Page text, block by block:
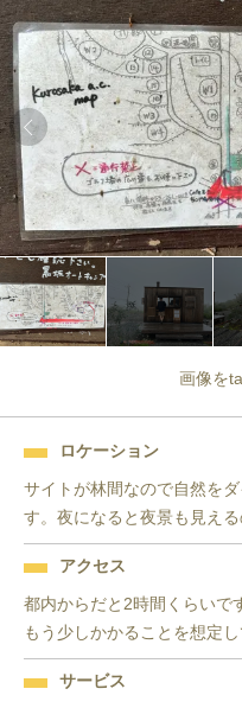
画像を
ロケーション
サイトが林間なので自然を
す。夜になると夜景も見え
アクセス
都内からだと2時間くらいで
もう少しかかることを想定
サービス